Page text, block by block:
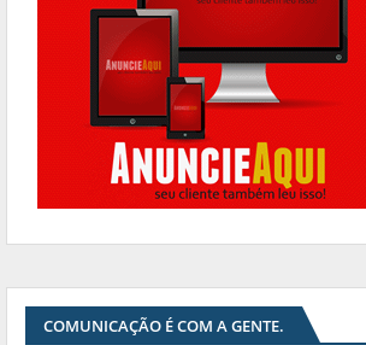
COMUNICAÇÃO É COM A GENTE.